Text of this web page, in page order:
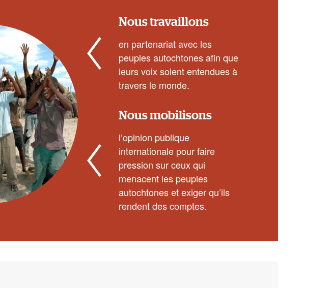
Nous travaillons
en partenariat avec les
peuples autochtones afin que
leurs voix soient entendues à
travers le monde.
Nous mobilisons
l’opinion publique
internationale pour faire
pression sur ceux qui
menacent les peuples
autochtones et exiger qu’ils
rendent des comptes.